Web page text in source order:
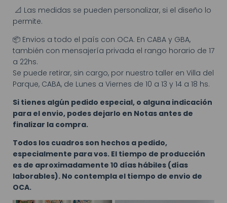
📐 Las medidas se pueden personalizar, si el diseño lo
permite.
📦 Envios a todo el país con OCA. En CABA y GBA,
también con mensajería privada el rango horario de 17
a 22hs.
Se puede retirar, sin cargo, por nuestro taller en Villa del
Parque, CABA, de Lunes a Viernes de 10 a 13 y 14 a 18 hs.
Si tienes algún pedido especial, o alguna indicación
para el envio, podes dejarlo en Notas antes de
finalizar la compra.
Todos los cuadros son hechos a pedido,
especialmente para vos. El tiempo de producción
es de aproximadamente 10 días hábiles (días
laborables). No contempla el tiempo de envio de
OCA.